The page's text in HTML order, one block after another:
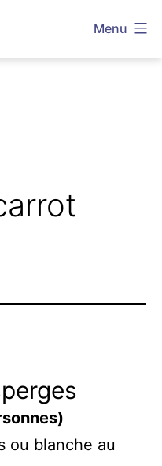
Menu
ou blanche au